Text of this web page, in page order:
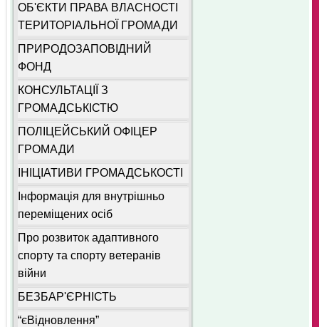
ОБ'ЄКТИ ПРАВА ВЛАСНОСТІ
ТЕРИТОРІАЛЬНОЇ ГРОМАДИ
ПРИРОДОЗАПОВІДНИЙ
ФОНД
КОНСУЛЬТАЦІЇ З
ГРОМАДСЬКІСТЮ
ПОЛІЦЕЙСЬКИЙ ОФІЦЕР
ГРОМАДИ
ІНІЦІАТИВИ ГРОМАДСЬКОСТІ
Інформація для внутрішньо
переміщених осіб
Про розвиток адаптивного
спорту та спорту ветеранів
війни
БЕЗБАР'ЄРНІСТЬ
“єВідновлення”